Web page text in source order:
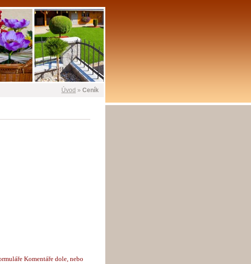
Úvod » Ceník
Komentáře dole, nebo